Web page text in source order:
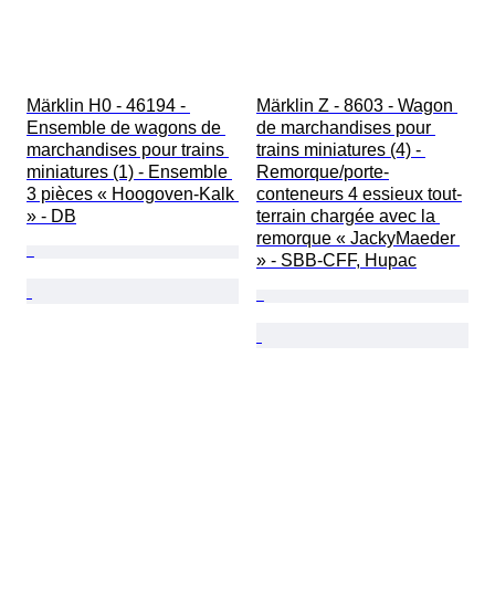
Märklin H0 - 46194 -
Ensemble de wagons de
marchandises pour trains
miniatures (1) - Ensemble
3 pièces « Hoogoven-Kalk
» - DB
Märklin Z - 8603 - Wagon
de marchandises pour
trains miniatures (4) -
Remorque/porte-
conteneurs 4 essieux tout-
terrain chargée avec la
remorque « JackyMaeder
» - SBB-CFF, Hupac